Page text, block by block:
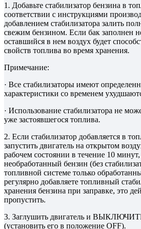
1. Добавьте стабилизатор бензина в
соответствии с инструкциями
добавлением стабилизатора залить
свежим бензином. Если бак заполнен
оставшийся в нем воздух будет
свойств топлива во время хранения.
Примечание:
· Все стабилизаторы имеют
характеристики со временем
· Использование стабилизатора не
уже застоявшегося топлива.
2. Если стабилизатор добавляется в
запустить двигатель на открытом
рабочем состоянии в течение 10
необработанный бензин (без
топливной системе только
регулярно добавляете топливный
хранения бензина при заправке, это
пропустить.
3. Заглушить двигатель и
(установить его в положение OFF).